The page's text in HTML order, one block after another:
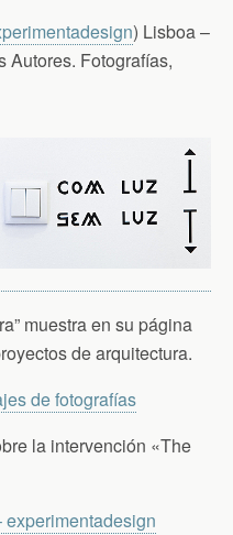
) Lisboa –
Autores. Fotografías,
muestra en su página
de arquitectura.
de fotografías
la intervención «The